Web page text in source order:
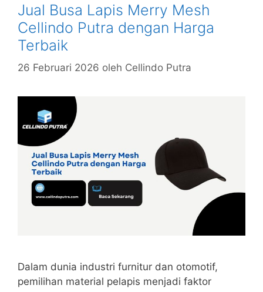
Jual Busa Lapis Merry Mesh
Cellindo Putra dengan Harga
Terbaik
26 Februari 2026 oleh Cellindo Putra
Dalam dunia industri furnitur dan otomotif,
pemilihan material pelapis menjadi faktor